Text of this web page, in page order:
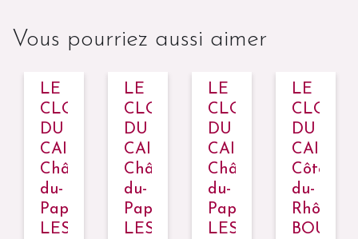
Vous pourriez aussi aimer
LE
CLOS
DU
CAILLOU,
Châteauneuf-
du-
Pape
LES
LE
CLOS
DU
CAILLOU,
Châteauneuf-
du-
Pape
LES
LE
CLOS
DU
CAILLOU,
Châteauneuf-
du-
Pape
LES
LE
CLOS
DU
Côtes-
du-
Rhône